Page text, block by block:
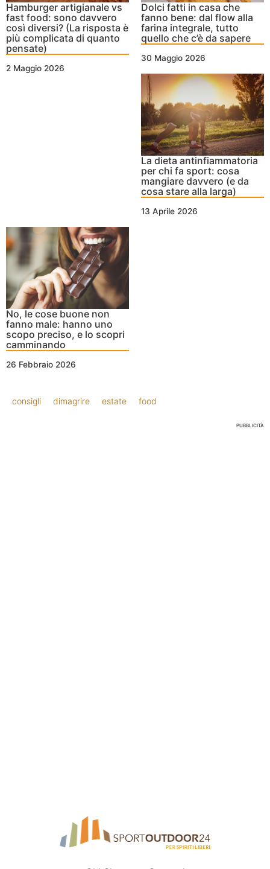
Hamburger artigianale vs
fast food: sono davvero
così diversi? (La risposta è
più complicata di quanto
pensate)
2 Maggio 2026
Dolci fatti in casa che
fanno bene: dal flow alla
farina integrale, tutto
quello che c’è da sapere
30 Maggio 2026
La dieta antinfiammatoria
per chi fa sport: cosa
mangiare davvero (e da
cosa stare alla larga)
13 Aprile 2026
No, le cose buone non
fanno male: hanno uno
scopo preciso, e lo scopri
camminando
26 Febbraio 2026
consigli dimagrire estate food
PUBBLICITÀ